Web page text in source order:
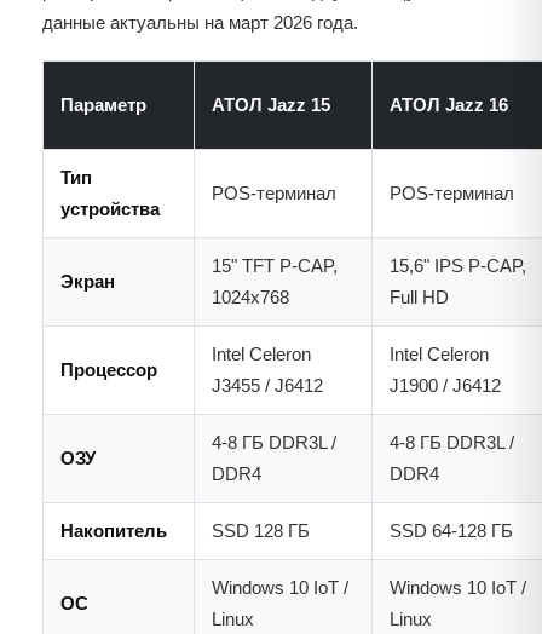
данные актуальны на март 2026 года.
Параметр АТОЛ Jazz 15 АТОЛ Jazz 16
Тип
устройства
POS-терминал POS-терминал
Экран
15" TFT P-CAP,
1024x768
15,6" IPS P-CAP,
Full HD
Процессор
Intel Celeron
J3455 / J6412
Intel Celeron
J1900 / J6412
ОЗУ
4-8 ГБ DDR3L /
DDR4
4-8 ГБ DDR3L /
DDR4
Накопитель SSD 128 ГБ SSD 64-128 ГБ
ОС
Windows 10 IoT /
Linux
Windows 10 IoT /
Linux